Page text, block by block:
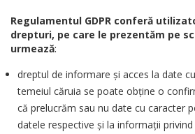
Regulamentul GDPR conferă
drepturi, pe care le prezentăm pe
urmează:
dreptul de informare și acces la date
temeiul căruia se poate obține o
că prelucrăm sau nu date cu caracter
datele respective și la informații